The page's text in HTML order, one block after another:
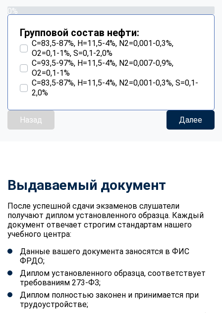
0%
Групповой состав нефти:
С=83,5-87%, Н=11,5-4%, N2=0,001-0,3%,
О2=0,1-1%, S=0,1-2,0%
С=93,5-97%, Н=11,5-4%, N2=0,007-0,9%,
О2=0,1-1%
С=83,5-87%, Н=11,5-4%, N2=0,001-0,3%, S=0,1-
2,0%
Назад Далее
Выдаваемый документ
После успешной сдачи экзаменов слушатели
получают диплом установленного образца. Каждый
документ отвечает строгим стандартам нашего
учебного центра:
Данные вашего документа заносятся в ФИС
ФРДО;
Диплом установленного образца, соответствует
требованиям 273-ФЗ;
Диплом полностью законен и принимается при
трудоустройстве;